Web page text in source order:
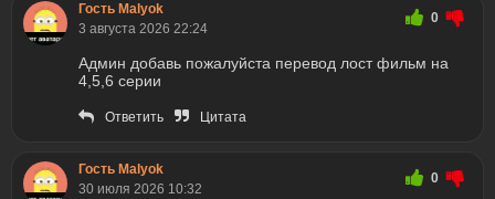
Гость Malyok
3 августа 2026 22:24
0
Админ добавь пожалуйста перевод лост фильм на
4,5,6 серии
Ответить Цитата
Гость Malyok
30 июля 2026 10:32
0